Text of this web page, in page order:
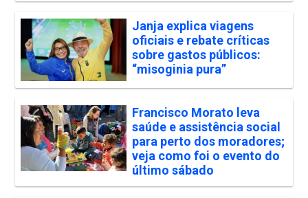
Janja explica viagens
oficiais e rebate críticas
sobre gastos públicos:
“misoginia pura”
Francisco Morato leva
saúde e assistência social
para perto dos moradores;
veja como foi o evento do
último sábado